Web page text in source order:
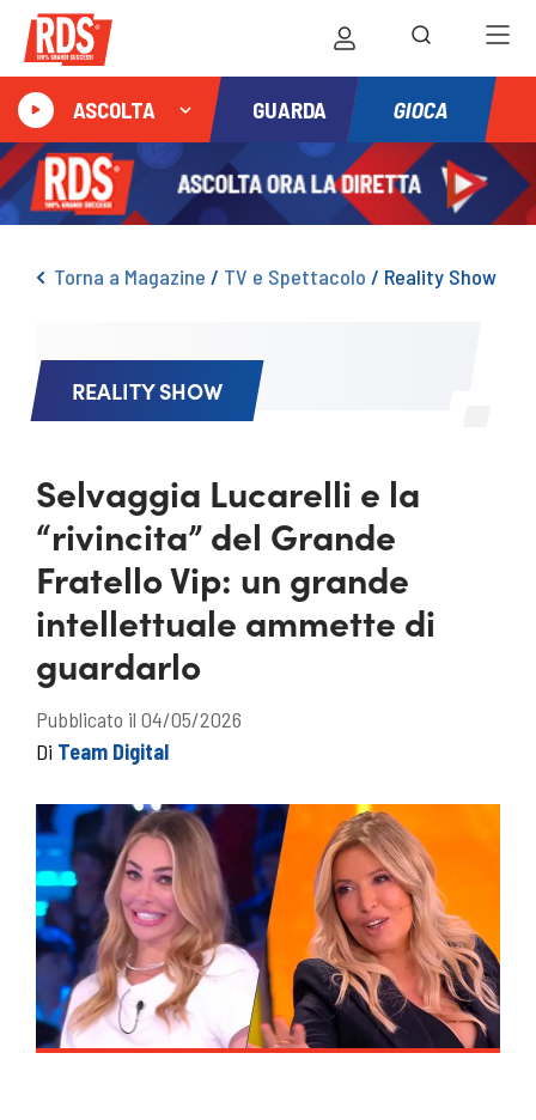
ASCOLTA GUARDA GIOCA
Torna a Magazine / TV e Spettacolo / Reality Show
REALITY SHOW
Selvaggia Lucarelli e la
“rivincita” del Grande
Fratello Vip: un grande
intellettuale ammette di
guardarlo
Pubblicato il 04/05/2026
Di Team Digital